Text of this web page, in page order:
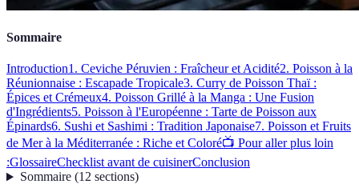
Sommaire
Introduction1. Ceviche Péruvien : Fraîcheur et Acidité2. Poisson à la
Réunionnaise : Escapade Tropicale3. Curry de Poisson Thaï :
Épices et Crémeux4. Poisson Grillé à la Manga : Une Fusion
d'Ingrédients5. Poisson à l'Européenne : Tarte de Poisson aux
Épinards6. Sushi et Sashimi : Tradition Japonaise7. Poisson et Fruits
de Mer à la Méditerranée : Riche et Coloré📺 Pour aller plus loin
:GlossaireChecklist avant de cuisinerConclusion
Sommaire(12 sections)